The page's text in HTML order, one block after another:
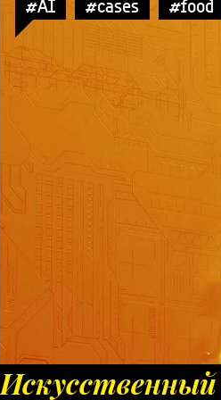
#AI #cases #food
Искусственный